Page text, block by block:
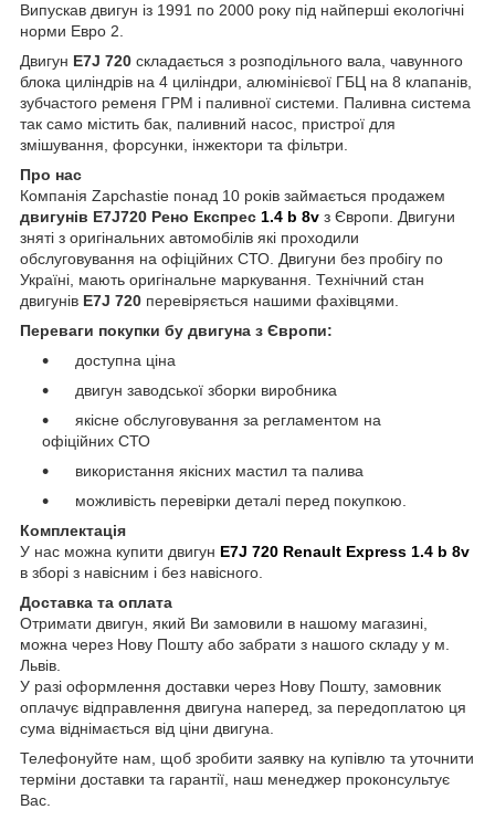
Випускав двигун із 1991 по 2000 року під найперші екологічні
норми Евро 2.
Двигун E7J 720 складається з розподільного вала, чавунного
блока циліндрів на 4 циліндри, алюмінієвої ГБЦ на 8 клапанів,
зубчастого ременя ГPM і паливної системи. Паливна система
так само містить бак, паливний насос, пристрої для
змішування, форсунки, інжектори та фільтри.
Про нас
Компанія Zapchastie понад 10 років займається продажем
двигунів E7J720 Рено Експрес 1.4 b 8v з Європи. Двигуни
зняті з оригінальних автомобілів які проходили
обслуговування на офіційних СТО. Двигуни без пробігу по
Україні, мають оригінальне маркування. Технічний стан
двигунів E7J 720 перевіряється нашими фахівцями.
Переваги покупки бу двигуна з Європи:
доступна ціна
двигун заводської зборки виробника
якісне обслуговування за регламентом на
офіційних СТО
використання якісних мастил та палива
можливість перевірки деталі перед покупкою.
Комплектація
У нас можна купити двигун E7J 720 Renault Express 1.4 b 8v
в зборі з навісним і без навісного.
Доставка та оплата
Отримати двигун, який Ви замовили в нашому магазині,
можна через Нову Пошту або забрати з нашого складу у м.
Львів.
У разі оформлення доставки через Нову Пошту, замовник
оплачує відправлення двигуна наперед, за передоплатою ця
сума віднімається від ціни двигуна.
Телефонуйте нам, щоб зробити заявку на купівлю та уточнити
терміни доставки та гарантії, наш менеджер проконсультує
Вас.